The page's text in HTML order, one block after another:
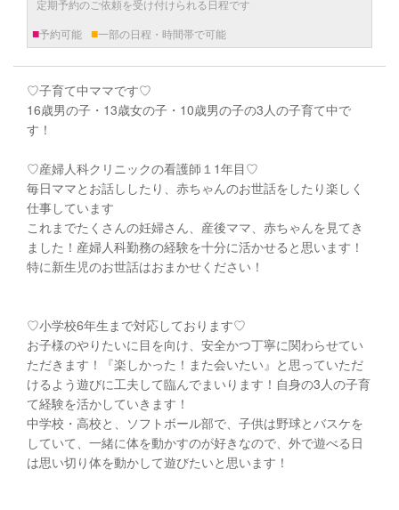
定期予約のご依頼を受け付けられる日程です
■予約可能 ■一部の日程・時間帯で可能
♡子育て中ママです♡
16歳男の子・13歳女の子・10歳男の子の3人の子育て中で
す！
♡産婦人科クリニックの看護師１1年目♡
毎日ママとお話ししたり、赤ちゃんのお世話をしたり楽しく
仕事しています
これまでたくさんの妊婦さん、産後ママ、赤ちゃんを見てき
ました！産婦人科勤務の経験を十分に活かせると思います！
特に新生児のお世話はおまかせください！
♡小学校6年生まで対応しております♡
お子様のやりたいに目を向け、安全かつ丁寧に関わらせてい
ただきます！『楽しかった！また会いたい』と思っていただ
けるよう遊びに工夫して臨んでまいります！自身の3人の子育
て経験を活かしていきます！
中学校・高校と、ソフトボール部で、子供は野球とバスケを
していて、一緒に体を動かすのが好きなので、外で遊べる日
は思い切り体を動かして遊びたいと思います！